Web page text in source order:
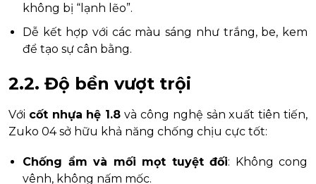
không bị “lạnh lẽo”.
Dễ kết hợp với các màu sáng như trắng, be, kem
để tạo sự cân bằng.
2.2. Độ bền vượt trội
Với cốt nhựa hệ 1.8 và công nghệ sản xuất tiên tiến,
Zuko 04 sở hữu khả năng chống chịu cực tốt:
Chống ẩm và mối mọt tuyệt đối: Không cong
vênh, không nấm mốc.